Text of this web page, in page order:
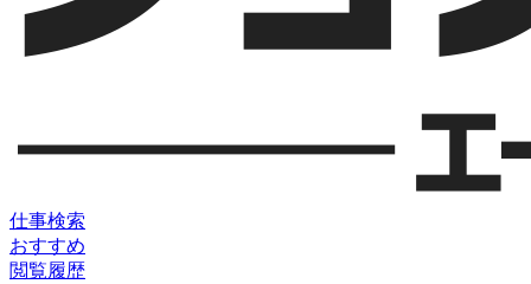
仕事検索
おすすめ
閲覧履歴